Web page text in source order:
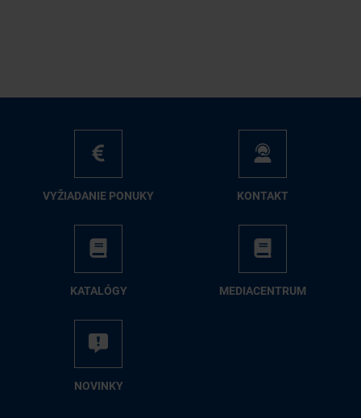
VY­ŽIA­DA­NIE PO­NU­KY KON­TAKT
KA­TA­LÓ­GY ME­DIA­CEN­TRUM
NO­VIN­KY